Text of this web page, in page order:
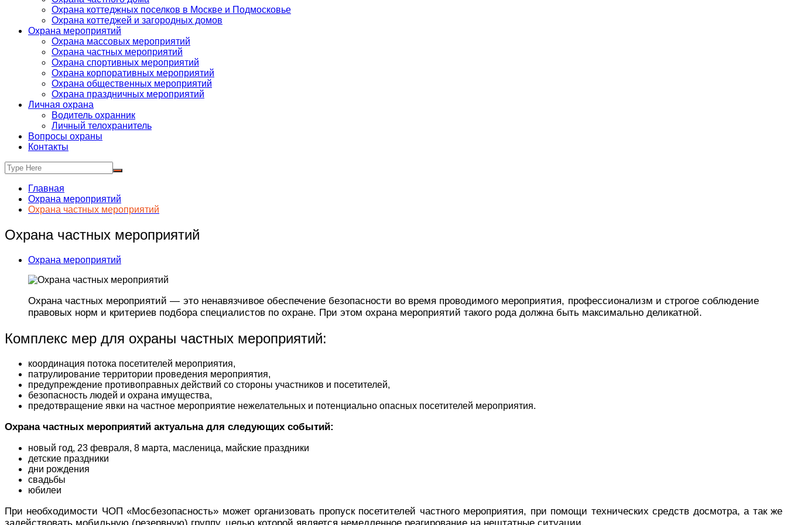
Охрана коттеджных поселков в Москве и Подмосковье
Охрана коттеджей и загородных домов
Охрана мероприятий
Охрана массовых мероприятий
Охрана частных мероприятий
Охрана спортивных мероприятий
Охрана корпоративных мероприятий
Охрана общественных мероприятий
Охрана праздничных мероприятий
Личная охрана
Водитель охранник
Личный телохранитель
Вопросы охраны
Контакты
Главная
Охрана мероприятий
Охрана частных мероприятий
Охрана частных мероприятий
Охрана мероприятий
Охрана частных мероприятий — это ненавязчивое обеспечение безопасности во время проводимого мероприятия, профессионализм и строгое соблюдение
правовых норм и критериев подбора специалистов по охране. При этом охрана мероприятий такого рода должна быть максимально деликатной.
Комплекс мер для охраны частных мероприятий:
координация потока посетителей мероприятия,
патрулирование территории проведения мероприятия,
предупреждение противоправных действий со стороны участников и посетителей,
безопасность людей и охрана имущества,
предотвращение явки на частное мероприятие нежелательных и потенциально опасных посетителей мероприятия.
Охрана частных мероприятий актуальна для следующих событий:
новый год, 23 февраля, 8 марта, масленица, майские праздники
детские праздники
дни рождения
свадьбы
юбилеи
При необходимости ЧОП «Мосбезопасность» может организовать пропуск посетителей частного мероприятия, при помощи технических средств досмотра, а так же
задействовать мобильную (резервную) группу, целью которой является немедленное реагирование на нештатные ситуации.